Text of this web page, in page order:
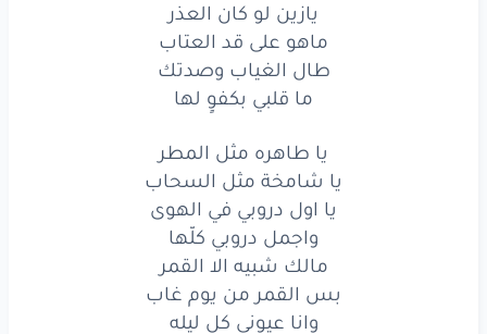
ما قلبي بكفوٍلها
ما قلبيبكفوٍلها
طاهره مثل
شامخةمثلالسحاب
يا اولدروبيفيالهوى
واجملدروبيكلّها
مالكشبيهالاالقمر
يازين لو كان العذر
ماهو على قد العتاب
طال الغياب وصدتك
ما قلبي بكفوٍ لها
يا طاهره مثل المطر
يا شامخة مثل السحاب
يا اول دروبي في الهوى
واجمل دروبي كلّها
مالك شبيه الا القمر
بس القمر من يوم غاب
وانا عيوني كل ليله